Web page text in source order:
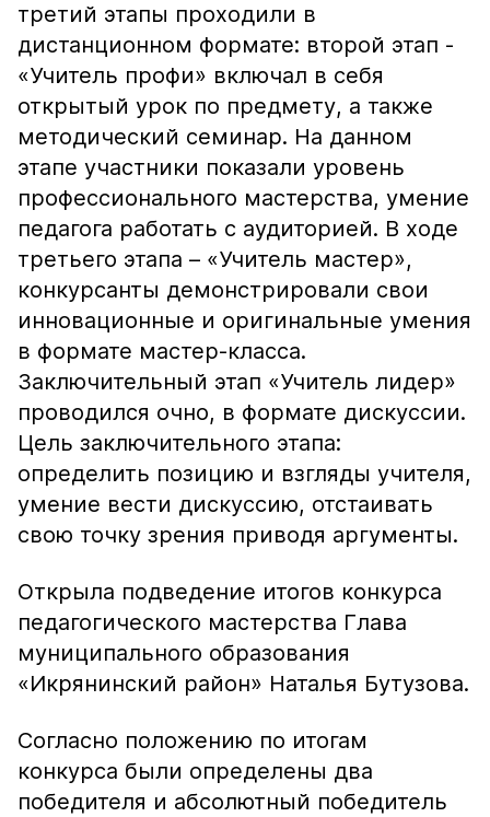
третий этапы проходили в
дистанционном формате: второй этап -
«Учитель профи» включал в себя
открытый урок по предмету, а также
методический семинар. На данном
этапе участники показали уровень
профессионального мастерства, умение
педагога работать с аудиторией. В ходе
третьего этапа – «Учитель мастер»,
конкурсанты демонстрировали свои
инновационные и оригинальные умения
в формате мастер-класса.
Заключительный этап «Учитель лидер»
проводился очно, в формате дискуссии.
Цель заключительного этапа:
определить позицию и взгляды учителя,
умение вести дискуссию, отстаивать
свою точку зрения приводя аргументы.
Открыла подведение итогов конкурса
педагогического мастерства Глава
муниципального образования
«Икрянинский район» Наталья Бутузова.
Согласно положению по итогам
конкурса были определены два
победителя и абсолютный победитель